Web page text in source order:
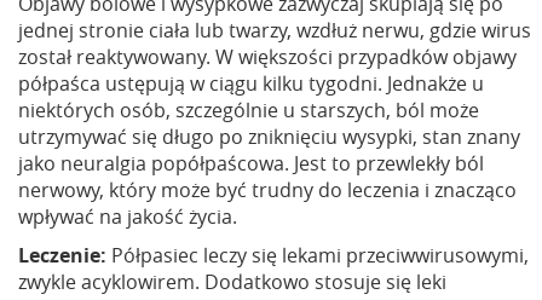
jednej stronie ciała lub twarzy, wzdłuż nerwu, gdzie wirus
został reaktywowany. W większości przypadków objawy
półpaśca ustępują w ciągu kilku tygodni. Jednakże u
niektórych osób, szczególnie u starszych, ból może
utrzymywać się długo po zniknięciu wysypki, stan znany
jako neuralgia popółpaścowa. Jest to przewlekły ból
nerwowy, który może być trudny do leczenia i znacząco
wpływać na jakość życia.
Leczenie: Półpasiec leczy się lekami przeciwwirusowymi,
zwykle acyklowirem. Dodatkowo stosuje się leki